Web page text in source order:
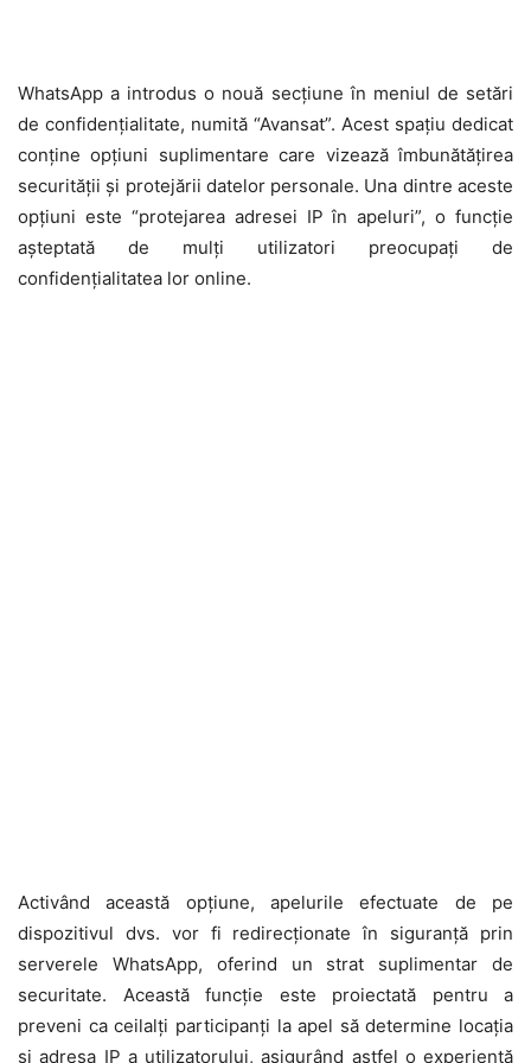
WhatsApp a introdus o nouă secțiune în meniul de setări
de confidențialitate, numită “Avansat”. Acest spațiu dedicat
conține opțiuni suplimentare care vizează îmbunătățirea
securității și protejării datelor personale. Una dintre aceste
opțiuni este “protejarea adresei IP în apeluri”, o funcție
așteptată de mulți utilizatori preocupați de
confidențialitatea lor online.
Activând această opțiune, apelurile efectuate de pe
dispozitivul dvs. vor fi redirecționate în siguranță prin
serverele WhatsApp, oferind un strat suplimentar de
securitate. Această funcție este proiectată pentru a
preveni ca ceilalți participanți la apel să determine locația
și adresa IP a utilizatorului, asigurând astfel o experiență